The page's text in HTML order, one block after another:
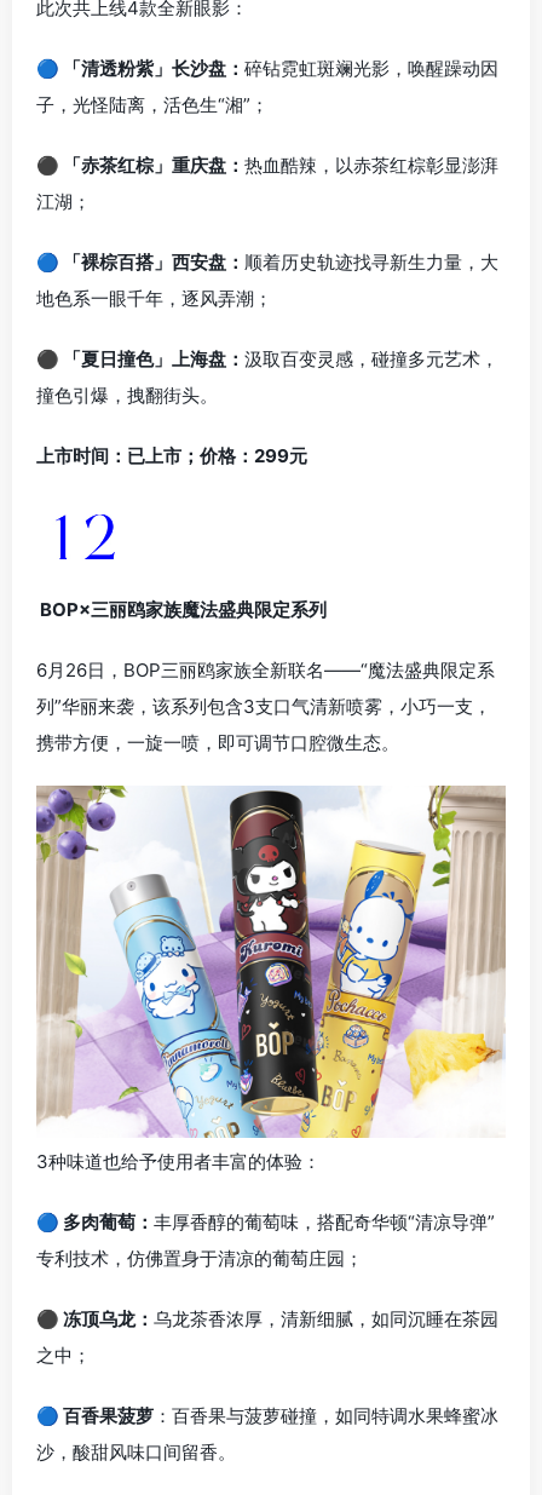
此次共上线4款全新眼影：
🔵 「清透粉紫」长沙盘： 碎钻霓虹斑斓光影，唤醒躁动因
子，光怪陆离，活色生“湘”；
⚫ 「赤茶红棕」重庆盘： 热血酷辣，以赤茶红棕彰显澎湃
江湖；
🔵 「裸棕百搭」西安盘： 顺着历史轨迹找寻新生力量，大
地色系一眼千年，逐风弄潮；
⚫ 「夏日撞色」上海盘： 汲取百变灵感，碰撞多元艺术，
撞色引爆，拽翻街头。
上市时间：已上市；价格：299元
BOP×三丽鸥家族魔法盛典限定系列
6月26日，BOP三丽鸥家族全新联名——“魔法盛典限定系
列”华丽来袭，该系列包含3支口气清新喷雾，小巧一支，
携带方便，一旋一喷，即可调节口腔微生态。
3种味道也给予使用者丰富的体验：
🔵 多肉葡萄： 丰厚香醇的葡萄味，搭配奇华顿“清凉导弹”
专利技术，仿佛置身于清凉的葡萄庄园；
⚫ 冻顶乌龙： 乌龙茶香浓厚，清新细腻，如同沉睡在茶园
之中；
🔵 百香果菠萝 ：百香果与菠萝碰撞，如同特调水果蜂蜜冰
沙，酸甜风味口间留香。